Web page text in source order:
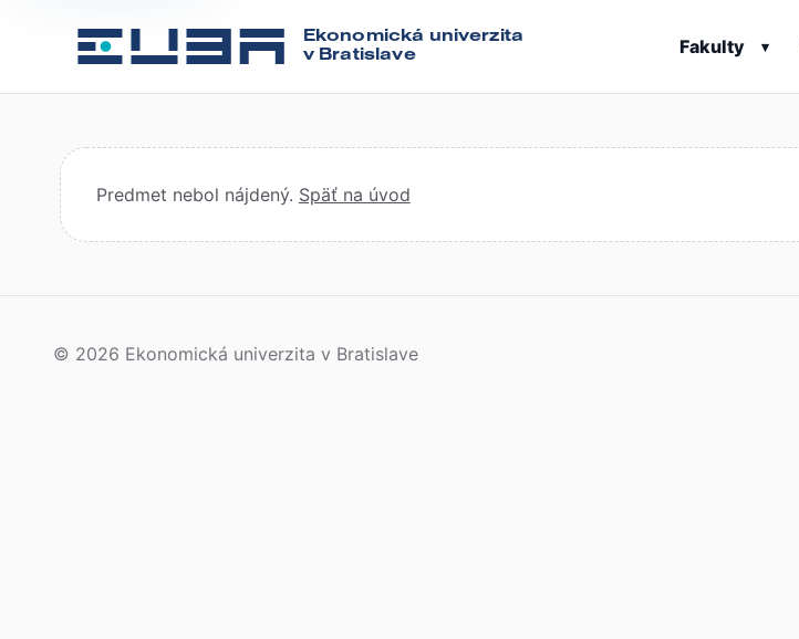
Ekonomická univerzita
v Bratislave
Fakulty ▾
Predmet nebol nájdený. Späť na úvod
© 2026 Ekonomická univerzita v Bratislave